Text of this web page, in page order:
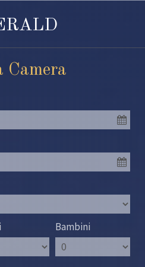
Camera
Bambini